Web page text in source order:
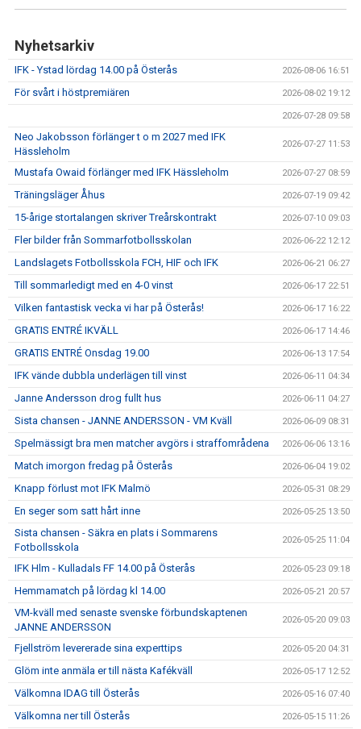
IFK GER TILLBAKA
50/50 LOTTERIET
VM-TIPSET 2026
Nyhetsarkiv
IFK - Ystad lördag 14.00 på Österås 2026-08-06 16:51
För svårt i höstpremiären 2026-08-02 19:12
2026-07-28 09:58
Neo Jakobsson förlänger t o m 2027 med IFK
Hässleholm
2026-07-27 11:53
Mustafa Owaid förlänger med IFK Hässleholm 2026-07-27 08:59
Träningsläger Åhus 2026-07-19 09:42
15-årige stortalangen skriver Treårskontrakt 2026-07-10 09:03
Fler bilder från Sommarfotbollsskolan 2026-06-22 12:12
Landslagets Fotbollsskola FCH, HIF och IFK 2026-06-21 06:27
Till sommarledigt med en 4-0 vinst 2026-06-17 22:51
Vilken fantastisk vecka vi har på Österås! 2026-06-17 16:22
GRATIS ENTRÉ IKVÄLL 2026-06-17 14:46
GRATIS ENTRÉ Onsdag 19.00 2026-06-13 17:54
IFK vände dubbla underlägen till vinst 2026-06-11 04:34
Janne Andersson drog fullt hus 2026-06-11 04:27
Sista chansen - JANNE ANDERSSON - VM Kväll 2026-06-09 08:31
Spelmässigt bra men matcher avgörs i straffområdena 2026-06-06 13:16
Match imorgon fredag på Österås 2026-06-04 19:02
Knapp förlust mot IFK Malmö 2026-05-31 08:29
En seger som satt hårt inne 2026-05-25 13:50
Sista chansen - Säkra en plats i Sommarens
Fotbollsskola
2026-05-25 11:04
IFK Hlm - Kulladals FF 14.00 på Österås 2026-05-23 09:18
Hemmamatch på lördag kl 14.00 2026-05-21 20:57
VM-kväll med senaste svenske förbundskaptenen
JANNE ANDERSSON
2026-05-20 09:03
Fjellström levererade sina experttips 2026-05-20 04:31
Glöm inte anmäla er till nästa Kafékväll 2026-05-17 12:52
Välkomna IDAG till Österås 2026-05-16 07:40
Välkomna ner till Österås 2026-05-15 11:26